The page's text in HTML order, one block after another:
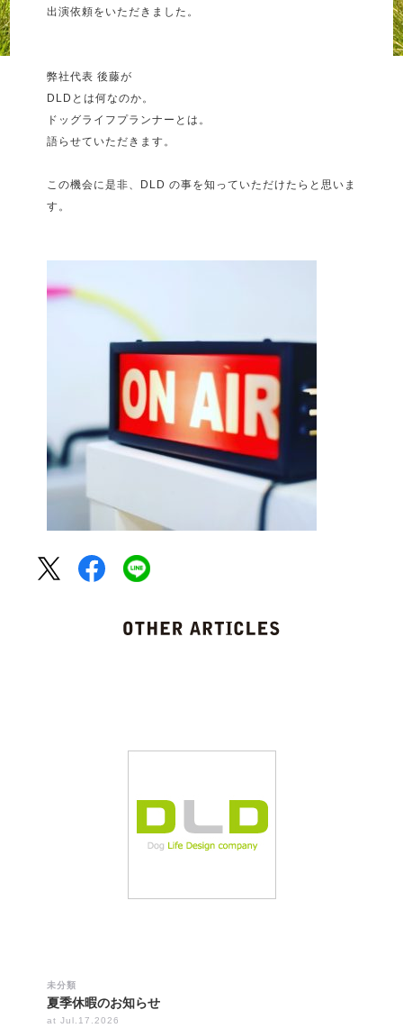
出演依頼をいただきました。
弊社代表 後藤が
DLDとは何なのか。
ドッグライフプランナーとは。
語らせていただきます。
この機会に是非、DLD の事を知っていただけたらと思いま
す。
未分類
夏季休暇のお知らせ
at Jul.17.2026